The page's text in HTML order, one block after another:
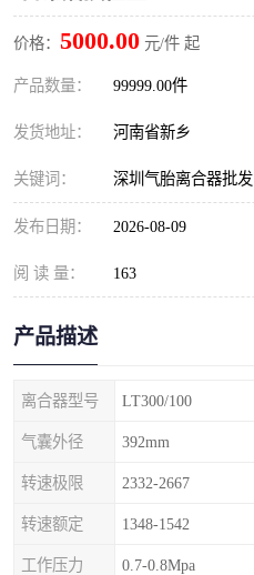
价格： 5000.00 元/件 起
产品数量： 99999.00件
发货地址： 河南省新乡
关键词： 深圳气胎离合器批发
发布日期： 2026-08-09
阅 读 量： 163
产品描述
离合器型号 LT300/100
气囊外径 392mm
转速极限 2332-2667
转速额定 1348-1542
工作压力 0.7-0.8Mpa